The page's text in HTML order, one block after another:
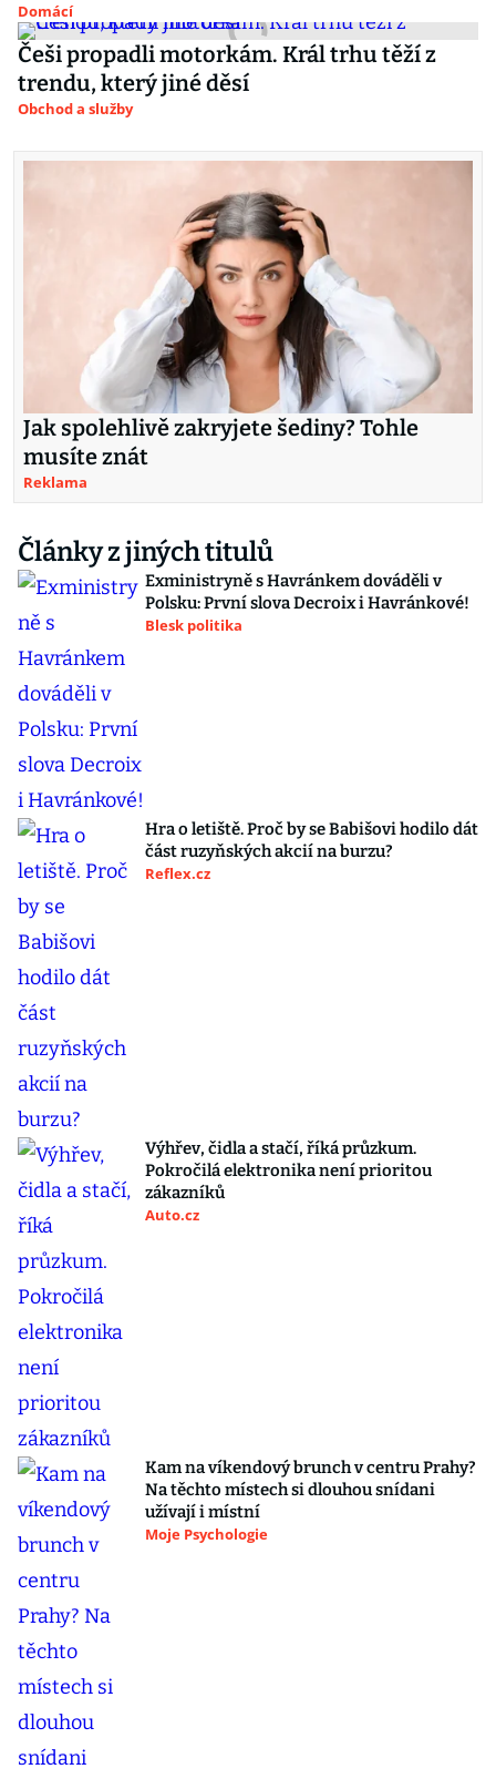
Domácí
Češi propadli motorkám. Král trhu těží z
trendu, který jiné děsí
Obchod a služby
Jak spolehlivě zakryjete šediny? Tohle
musíte znát
Reklama
Články z jiných titulů
Exministryně s Havránkem dováděli v
Polsku: První slova Decroix i Havránkové!
Blesk politika
Hra o letiště. Proč by se Babišovi hodilo dát
část ruzyňských akcií na burzu?
Reflex.cz
Výhřev, čidla a stačí, říká průzkum.
Pokročilá elektronika není prioritou
zákazníků
Auto.cz
Kam na víkendový brunch v centru Prahy?
Na těchto místech si dlouhou snídani
užívají i místní
Moje Psychologie